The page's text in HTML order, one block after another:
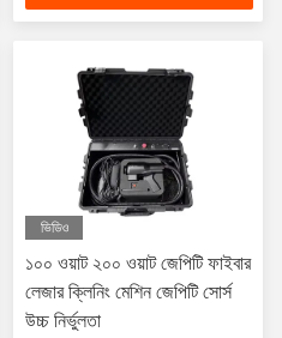
ভিডিও
১০০ ওয়াট ২০০ ওয়াট জেপিটি ফাইবার
লেজার ক্লিনিং মেশিন জেপিটি সোর্স
উচ্চ নির্ভুলতা